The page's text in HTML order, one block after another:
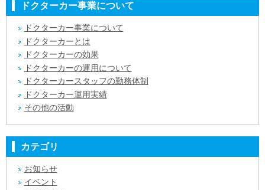
ドクターカー事業について
ドクターカー事業について
ドクターカーとは
ドクターカーの効果
ドクターカーの運用について
ドクターカースタッフの勤務体制
ドクターカー運用実績
その他の活動
カテゴリ
お知らせ
イベント